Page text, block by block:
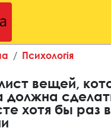
Психологія
вещей,
должна
хотя бы раз в